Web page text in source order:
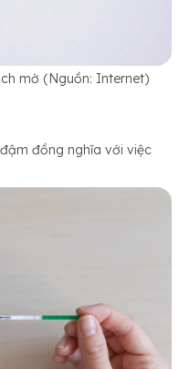
mờ (Nguồn: Internet)
đồng nghĩa với việc